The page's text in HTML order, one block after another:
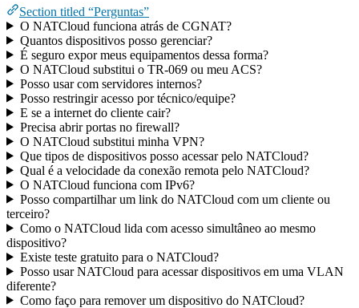
Section titled “Perguntas”
O NATCloud funciona atrás de CGNAT?
Quantos dispositivos posso gerenciar?
É seguro expor meus equipamentos dessa forma?
O NATCloud substitui o TR-069 ou meu ACS?
Posso usar com servidores internos?
Posso restringir acesso por técnico/equipe?
E se a internet do cliente cair?
Precisa abrir portas no firewall?
O NATCloud substitui minha VPN?
Que tipos de dispositivos posso acessar pelo NATCloud?
Qual é a velocidade da conexão remota pelo NATCloud?
O NATCloud funciona com IPv6?
Posso compartilhar um link do NATCloud com um cliente ou
terceiro?
Como o NATCloud lida com acesso simultâneo ao mesmo
dispositivo?
Existe teste gratuito para o NATCloud?
Posso usar NATCloud para acessar dispositivos em uma VLAN
diferente?
Como faço para remover um dispositivo do NATCloud?